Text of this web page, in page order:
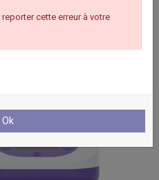
cette erreur à votre
Ok